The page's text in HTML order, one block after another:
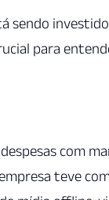
sendo
para
com
teve